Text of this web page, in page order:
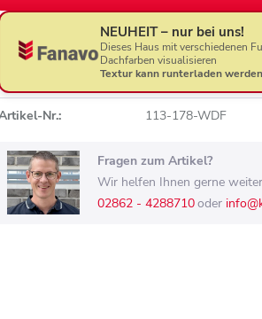
NEUHEIT – nur bei uns!
Dieses Haus mit verschiedenen
Dachfarben visualisieren
Textur kann runterladen werden
Nr.: 113-178-WDF
Fragen zum Artikel?
Wir helfen Ihnen gerne
02862 - 4288710oder